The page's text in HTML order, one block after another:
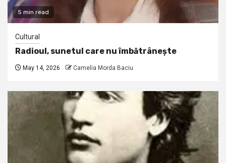
5 min read
Cultural
Radioul, sunetul care nu îmbătrânește
May 14, 2026 Camelia Morda Baciu